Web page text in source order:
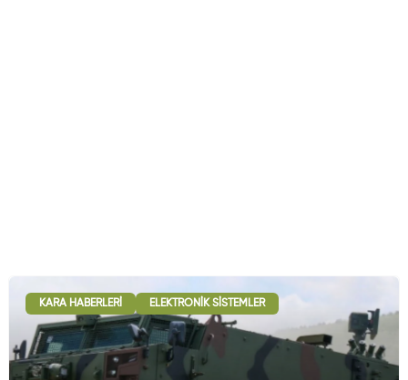
KARA HABERLERI ELEKTRONIK SISTEMLER